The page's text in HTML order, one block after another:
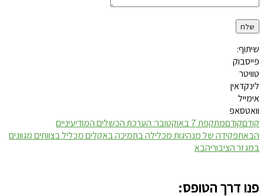
שיתוף:
פייסבוק
טוויטר
לינקדאין
אימייל
וואטסאפ
קודםקודםמתקפת 7 באוקטובר: הערכת הכשלים המודיעיניים
הבאתפקידה של מנהיגות מכלילה בתמיכה באקלים מכליל בצוותים מגוונים
במגזר הציבוריהבא
פנו דרך הטופס: